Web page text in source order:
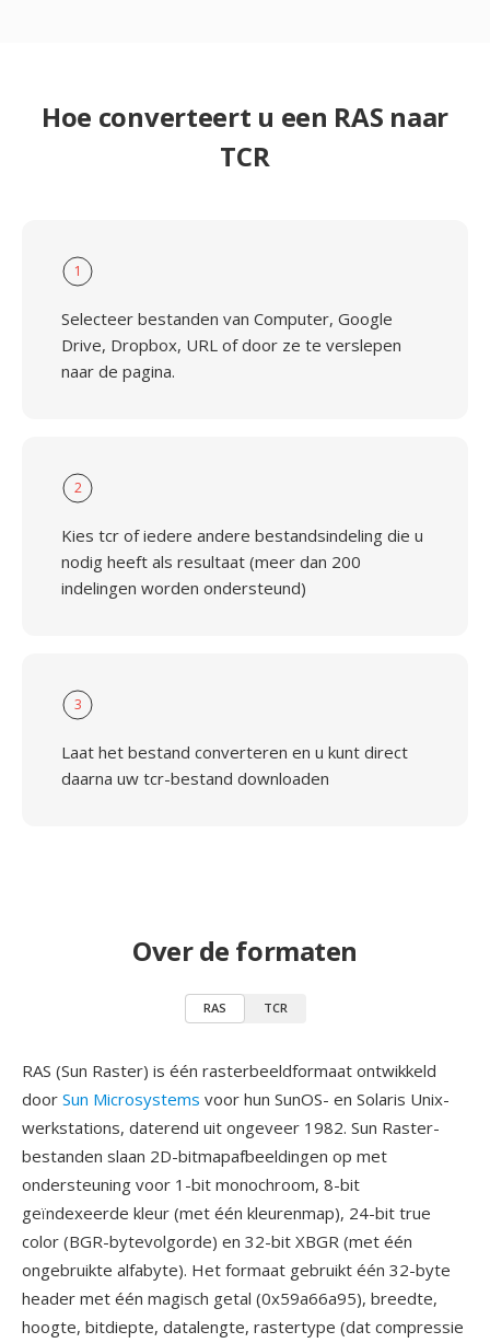
Hoe converteert u een RAS naar
TCR
1
Selecteer bestanden van Computer, Google
Drive, Dropbox, URL of door ze te verslepen
naar de pagina.
2
Kies tcr of iedere andere bestandsindeling die u
nodig heeft als resultaat (meer dan 200
indelingen worden ondersteund)
3
Laat het bestand converteren en u kunt direct
daarna uw tcr-bestand downloaden
Over de formaten
RAS TCR
RAS (Sun Raster) is één rasterbeeldformaat ontwikkeld
door Sun Microsystems voor hun SunOS- en Solaris Unix-
werkstations, daterend uit ongeveer 1982. Sun Raster-
bestanden slaan 2D-bitmapafbeeldingen op met
ondersteuning voor 1-bit monochroom, 8-bit
geïndexeerde kleur (met één kleurenmap), 24-bit true
color (BGR-bytevolgorde) en 32-bit XBGR (met één
ongebruikte alfabyte). Het formaat gebruikt één 32-byte
header met één magisch getal (0x59a66a95), breedte,
hoogte, bitdiepte, datalengte, rastertype (dat compressie